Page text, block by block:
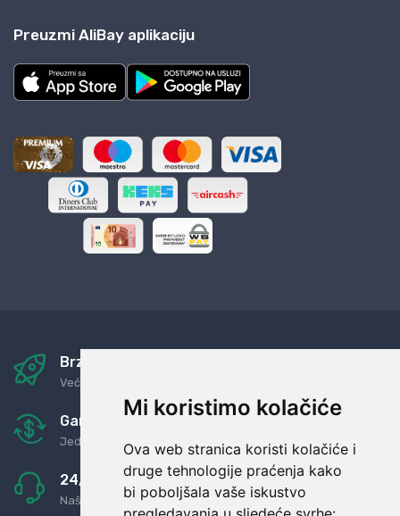
Mi koristimo kolačiće
Ova web stranica koristi kolačiće i
druge tehnologije praćenja kako
bi poboljšala vaše iskustvo
Preuzmi AliBay aplikaciju
Brza i sigurna dostava
Već za nekoliko dana kod vas
Garancija u povrat novaca
Jednostavno pravilo: Roba za novac
24/7 odlična podrška
Naši agenti uvijek na raspolaganju